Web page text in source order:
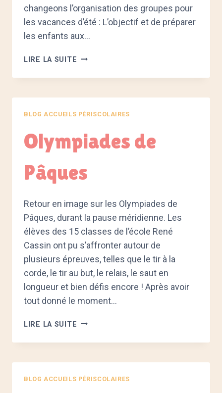
changeons l’organisation des groupes pour
les vacances d’été : L’objectif et de préparer
les enfants aux…
LIRE LA SUITE L’OUVERTURE
INSCRIPTIONS
VACANCES
BLOG ACCUEILS PÉRISCOLAIRES
Olympiades de
Pâques
Retour en image sur les Olympiades de
Pâques, durant la pause méridienne. Les
élèves des 15 classes de l’école René
Cassin ont pu s’affronter autour de
plusieurs épreuves, telles que le tir à la
corde, le tir au but, le relais, le saut en
longueur et bien défis encore ! Après avoir
tout donné le moment…
LIRE LA SUITE OLYMPIADES
PÂQUES
BLOG ACCUEILS PÉRISCOLAIRES